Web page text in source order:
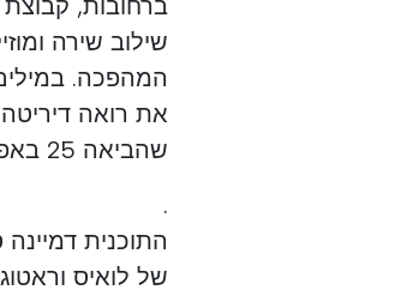
שילוב שירה
המהפכה.
את רואה
שהביאה 25 באפריל
.
של לואיס